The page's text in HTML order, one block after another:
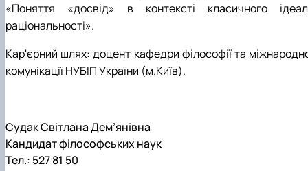
«Поняття «досвід» в контексті класичного
раціональності».
Кар'єрний шлях: доцент кафедри філософії та
комунікації НУБІП України (м.Київ).
Судак Світлана Дем’янівна
Кандидат філософських наук
Тел.: 527 81 50